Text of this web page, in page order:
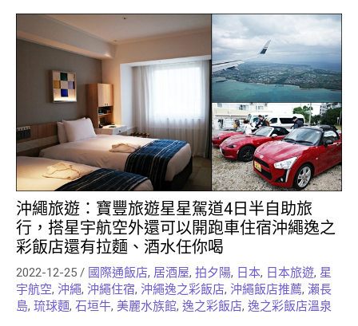
沖繩旅遊：寶豐旅遊星星駕道4日半自助旅
行，搭星宇航空外還可以開跑車住宿沖繩逸之
彩飯店還有拉麵、酒水任你喝
2022-12-25 / 國際通飯店, 居酒屋, 拍夕陽, 日本, 日本旅遊, 星
宇航空, 沖繩, 沖繩住宿, 沖繩逸之彩飯店, 沖繩飯店推薦, 瀨長
島, 琉球麵, 石垣牛, 美麗水族館, 逸之彩飯店, 逸之彩飯店溫泉